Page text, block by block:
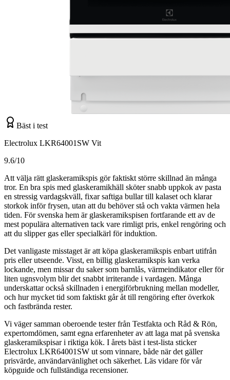
Bäst i test
Electrolux LKR64001SW Vit
9.6/10
Att välja rätt glaskeramikspis gör faktiskt större skillnad än många
tror. En bra spis med glaskeramikhäll sköter snabb uppkok av pasta
en stressig vardagskväll, fixar saftiga bullar till kalaset och klarar
storkok inför frysen, utan att du behöver stå och vakta värmen hela
tiden. För svenska hem är glaskeramikspisen fortfarande ett av de
mest populära alternativen tack vare rimligt pris, enkel rengöring och
att du slipper gas eller specialkärl för induktion.
Det vanligaste misstaget är att köpa glaskeramikspis enbart utifrån
pris eller utseende. Visst, en billig glaskeramikspis kan verka
lockande, men missar du saker som barnlås, värmeindikator eller för
liten ugnsvolym blir det snabbt irriterande i vardagen. Många
underskattar också skillnaden i energiförbrukning mellan modeller,
och hur mycket tid som faktiskt går åt till rengöring efter överkok
och fastbrända rester.
Vi väger samman oberoende tester från Testfakta och Råd & Rön,
expertomdömen, samt egna erfarenheter av att laga mat på svenska
glaskeramikspisar i riktiga kök. I årets bäst i test-lista sticker
Electrolux LKR64001SW ut som vinnare, både när det gäller
prisvärde, användarvänlighet och säkerhet. Läs vidare för vår
köpguide och fullständiga recensioner.